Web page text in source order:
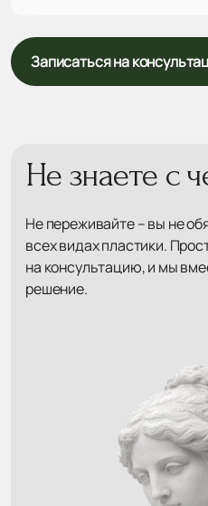
Записаться на
Не знаете с
Не переживайте – вы не
всех видах пластики.
на консультацию, и мы
решение.